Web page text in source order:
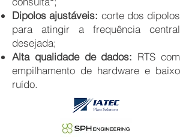
Dipolos ajustáveis: corte dos dipolos
para atingir a frequência central
desejada;
Alta qualidade de dados: RTS com
empilhamento de hardware e baixo
ruído.